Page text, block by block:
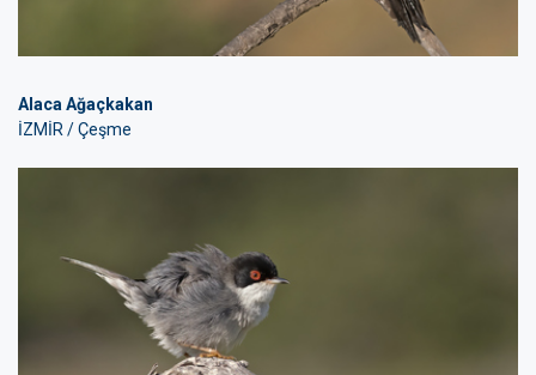
Alaca Ağaçkakan
İZMİR / Çeşme